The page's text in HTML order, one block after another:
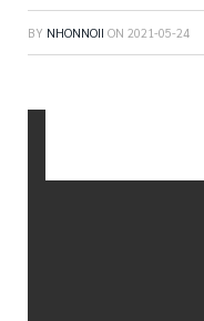
BY NHONNOII ON 2021-05-24